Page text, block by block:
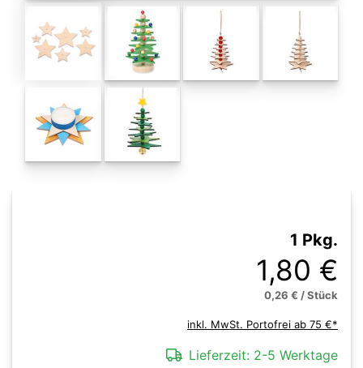
1 Pkg.
1,80 €
0,26 € / Stück
inkl. MwSt. Portofrei ab 75 €*
Lieferzeit: 2-5 Werktage